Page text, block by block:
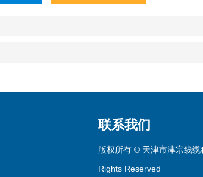
联系我们
版权所有 © 天津市津宗线缆
Rights Reserved